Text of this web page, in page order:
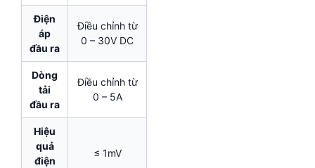
Điện
áp
đầu ra
Điều chỉnh từ
0 – 30V DC
Dòng
tải
đầu ra
Điều chỉnh từ
0 – 5A
Hiệu
quả
điện
≤ 1mV